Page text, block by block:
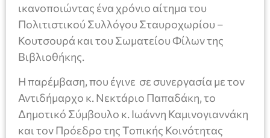
ικανοποιώντας ένα χρόνιο αίτημα του
Πολιτιστικού Συλλόγου Σταυροχωρίου –
Κουτσουρά και του Σωματείου Φίλων της
Βιβλιοθήκης.
Η παρέμβαση, που έγινε σε συνεργασία με τον
Αντιδήμαρχο κ. Νεκτάριο Παπαδάκη, το
Δημοτικό Σύμβουλο κ. Ιωάννη Καμινογιαννάκη
και τον Πρόεδρο της Τοπικής Κοινότητας